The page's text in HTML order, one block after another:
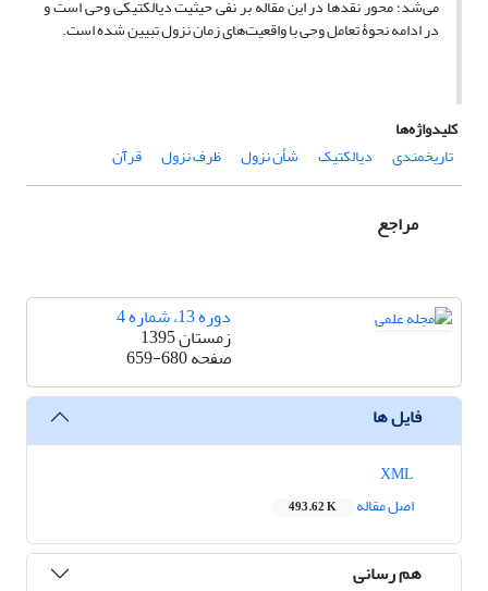
می‌شد؛ محور نقدها در این مقاله بر نفی حیثیت دیالکتیکی وحی است و
در ادامه نحوۀ تعامل وحی با واقعیت‌های زمان نزول تبیین شده است.
کلیدواژه‌ها
تاریخمندی
دیالکتیک شأن نزول ظرف نزول قرآن
مراجع
دوره 13، شماره 4
زمستان 1395
صفحه659-680
فایل ها
اصل مقاله
493.62 K
هم رسانی